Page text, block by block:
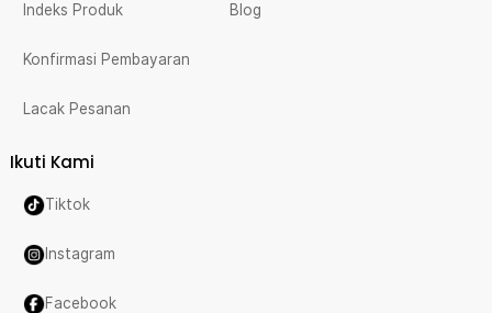
Indeks Produk
Konfirmasi Pembayaran
Lacak Pesanan
Blog
Ikuti Kami
Tiktok
Instagram
Facebook